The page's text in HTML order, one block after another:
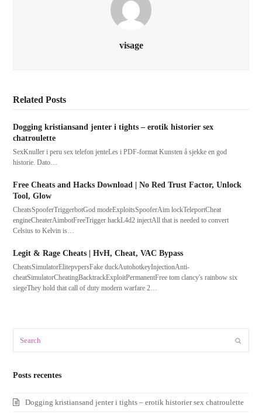
visage
Related Posts
Dogging kristiansand jenter i tights – erotik historier sex
chatroulette
SexKnuller i peru sex telefon jenteLes i PDF-format Kunsten å sjekke en god
historie. Dato…
Free Cheats and Hacks Download | No Red Trust Factor, Unlock
Tool, Glow
CheatsSpooferTriggerbotGod modeExploitsSpooferAim lockTeleportCheat
engineCheaterAimbotFreeTrigger hackL4d2 injectAll that is needed to convert
Celsius to Kelvin is…
Legit & Rage Cheats | HvH, Cheat, VAC Bypass
CheatsSimulatorElitepvpersFake duckAutohotkeyInjectionAnti-
cheatSimulatorCheatingBacktrackExploitPermanentFree tom clancy's rainbow six
siegeThey hold that call of duty modern warfare 2…
Posts recentes
Dogging kristiansand jenter i tights – erotik historier sex chatroulette